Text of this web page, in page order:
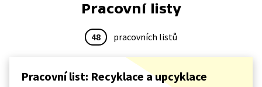
Pracovní listy
48 pracovních listů
Pracovní list: Recyklace a upcyklace